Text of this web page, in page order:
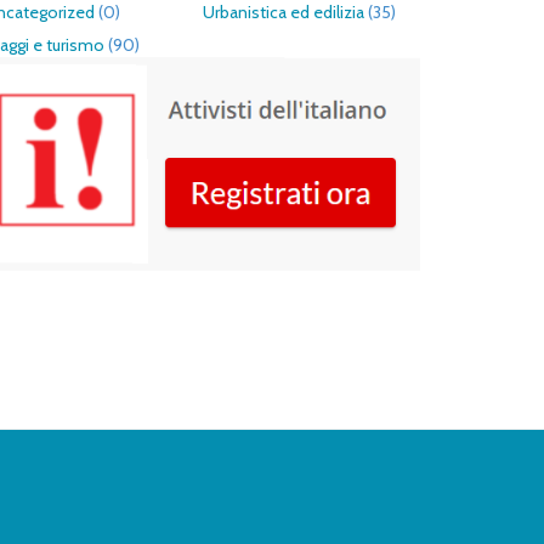
(0) Urbanistica ed edilizia(35)
e turismo (90)